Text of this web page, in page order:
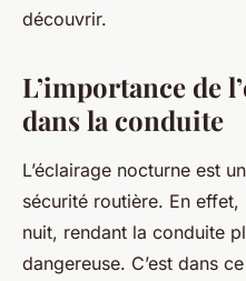
découvrir.
L’importance de
dans la conduite
L’éclairage nocturne est
sécurité routière. En
nuit, rendant la conduite
dangereuse. C’est dans